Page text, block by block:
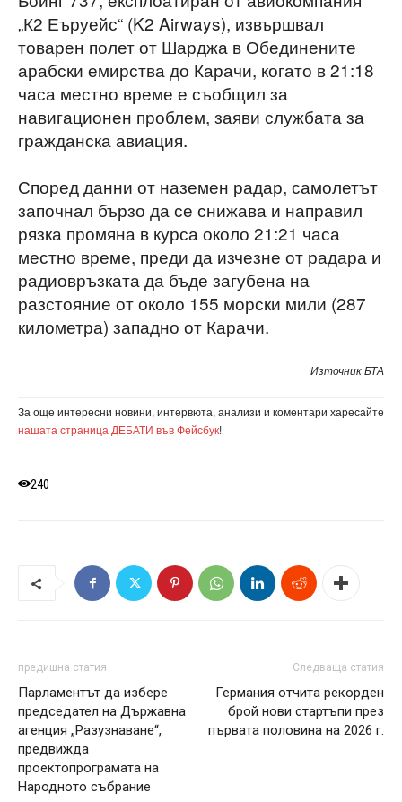
„К2 Еъруейс“ (K2 Airways), извършвал
товарен полет от Шарджа в Обединените
арабски емирства до Карачи, когато в 21:18
часа местно време е съобщил за
навигационен проблем, заяви службата за
гражданска авиация.
Според данни от наземен радар, самолетът
започнал бързо да се снижава и направил
рязка промяна в курса около 21:21 часа
местно време, преди да изчезне от радара и
радиовръзката да бъде загубена на
разстояние от около 155 морски мили (287
километра) западно от Карачи.
Източник БТА
За още интересни новини, интервюта, анализи и коментари харесайте
нашата страница ДЕБАТИ във Фейсбук!
240
предишна статия
Парламентът да избере
председател на Държавна
агенция „Разузнаване“,
предвижда
проектопрограмата на
Народното събрание
Следваща статия
Германия отчита рекорден
брой нови стартъпи през
първата половина на 2026 г.